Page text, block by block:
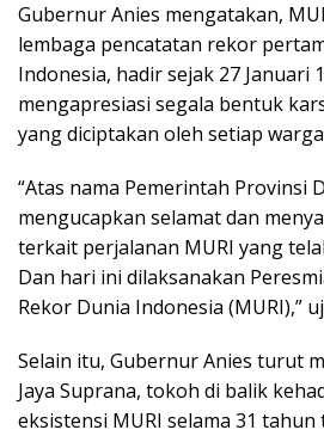
Gubernur Anies mengatakan,
lembaga pencatatan rekor
Indonesia, hadir sejak 27 Januari
mengapresiasi segala bentuk
yang diciptakan oleh setiap
“Atas nama Pemerintah Provinsi
mengucapkan selamat dan
terkait perjalanan MURI yang
Dan hari ini dilaksanakan
Rekor Dunia Indonesia (MURI),”
Selain itu, Gubernur Anies turut
Jaya Suprana, tokoh di balik
eksistensi MURI selama 31 tahun